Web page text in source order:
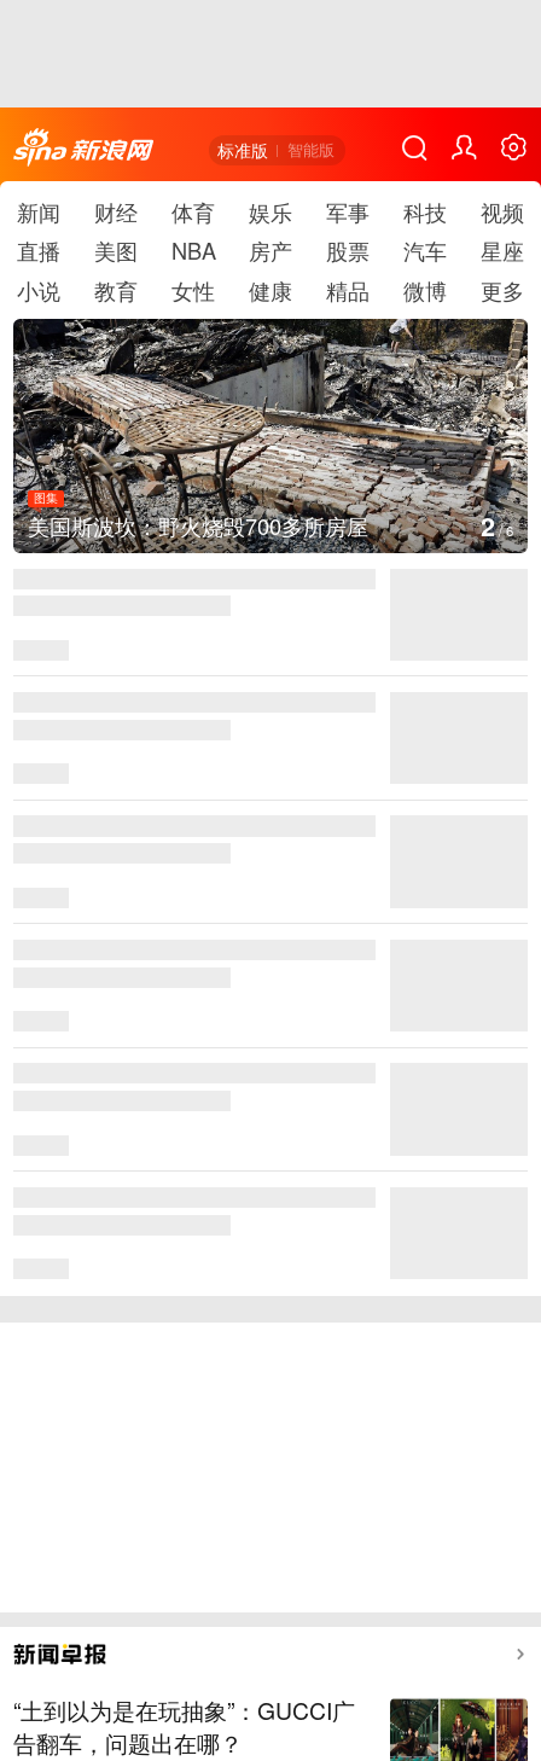
标准版 智能版
新闻 财经 体育 娱乐 军事 科技
视频
直播
美图 NBA 房产 股票 汽车
星座
小说
教育 女性 健康 精品 微博 更多
图集
叙利亚：大马士革发生爆炸 3/6
“土到以为是在玩抽象”：GUCCI广
告翻车，问题出在哪？